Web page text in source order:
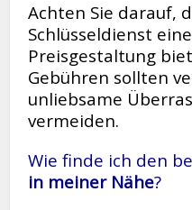
Achten Sie darauf,
Schlüsseldienst
Preisgestaltung
Gebühren sollten
unliebsame
vermeiden.
Wie finde ich den
in meiner Nähe?